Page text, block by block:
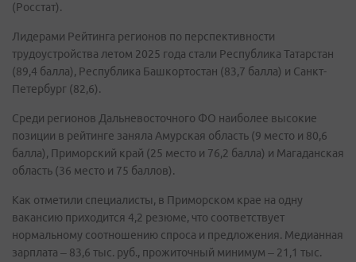
(Росстат).
Лидерами Рейтинга регионов по перспективности
трудоустройства летом 2025 года стали Республика Татарстан
(89,4 балла), Республика Башкортостан (83,7 балла) и Санкт-
Петербург (82,6).
Среди регионов Дальневосточного ФО наиболее высокие
позиции в рейтинге заняла Амурская область (9 место и 80,6
балла), Приморский край (25 место и 76,2 балла) и Магаданская
область (36 место и 75 баллов).
Как отметили специалисты, в Приморском крае на одну
вакансию приходится 4,2 резюме, что соответствует
нормальному соотношению спроса и предложения. Медианная
зарплата – 83,6 тыс. руб., прожиточный минимум – 21,1 тыс.